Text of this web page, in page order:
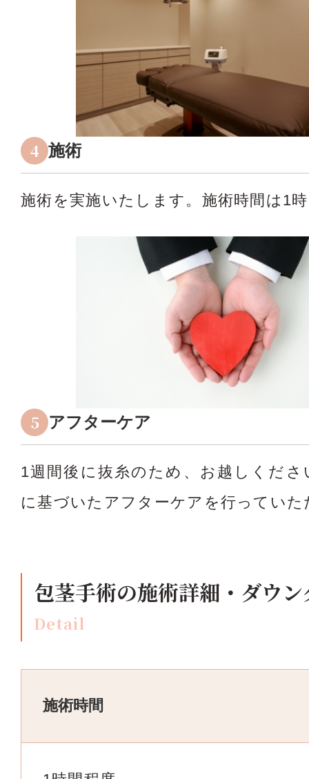
4 施術
施術を実施いたします。施術時間は1
5 アフターケア
1週間後に抜糸のため、お越しくださ
に基づいたアフターケアを行っていた
包茎手術の施術詳細・ダウン
Detail
施術時間